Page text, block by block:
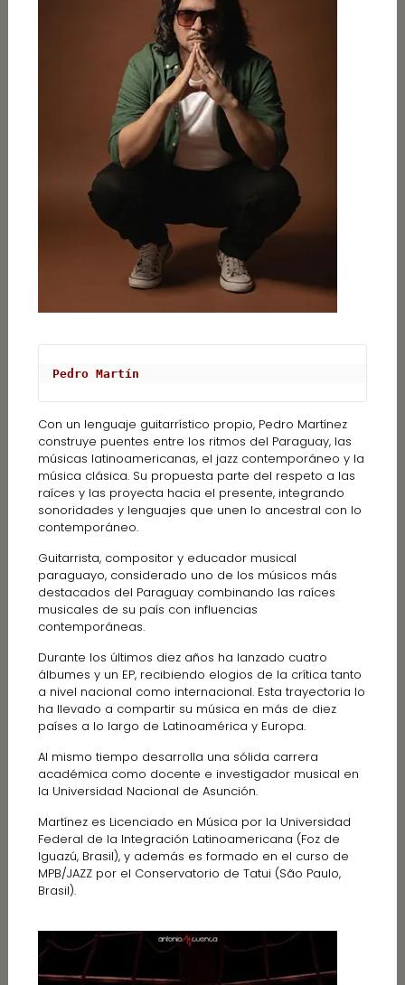
Pedro Martín
Con un lenguaje guitarrístico propio, Pedro Martínez
construye puentes entre los ritmos del Paraguay, las
músicas latinoamericanas, el jazz contemporáneo y la
música clásica. Su propuesta parte del respeto a las
raíces y las proyecta hacia el presente, integrando
sonoridades y lenguajes que unen lo ancestral con lo
contemporáneo.
Guitarrista, compositor y educador musical
paraguayo, considerado uno de los músicos más
destacados del Paraguay combinando las raíces
musicales de su país con influencias
contemporáneas.
Durante los últimos diez años ha lanzado cuatro
álbumes y un EP, recibiendo elogios de la crítica tanto
a nivel nacional como internacional. Esta trayectoria lo
ha llevado a compartir su música en más de diez
países a lo largo de Latinoamérica y Europa.
Al mismo tiempo desarrolla una sólida carrera
académica como docente e investigador musical en
la Universidad Nacional de Asunción.
Martínez es Licenciado en Música por la Universidad
Federal de la Integración Latinoamericana (Foz de
Iguazú, Brasil), y además es formado en el curso de
MPB/JAZZ por el Conservatorio de Tatui (São Paulo,
Brasil).